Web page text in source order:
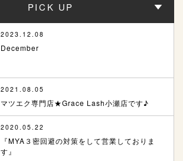
PICK UP
2023.12.08
December
2021.08.05
マツエク専門店★Grace Lash小瀬店です♪
2020.05.22
『MYA３密回避の対策をして営業しておりま
す』